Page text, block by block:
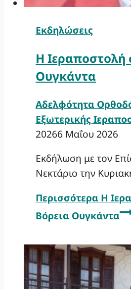
Εκδηλώσεις
Η Ιεραποστολή
Ουγκάντα
Αδελφότητα
Εξωτερικής
20266 Μαΐου 2026
Εκδήλωση με τον
Νεκτάριο την
Περισσότερα Η
Βόρεια Ουγκάντα